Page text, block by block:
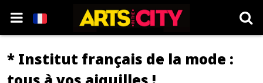
* Institut français de la mode :